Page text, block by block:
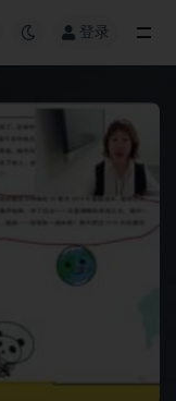
料整合平台
登录